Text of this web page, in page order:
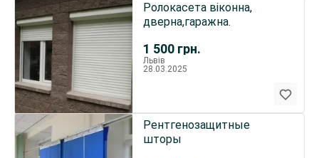
1 500 грн.
Ролокасета віконна,
дверна,гаражна.
Львів
28.03.2025
Рентгенозащитные
шторы